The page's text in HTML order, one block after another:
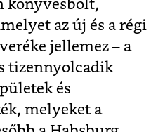
könyvesbolt,
az új és a régi
jellemez – a
tizennyolcadik
és
melyeket a